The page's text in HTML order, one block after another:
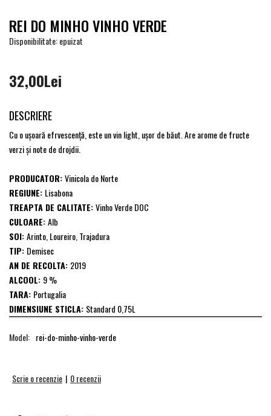
REI DO MINHO VINHO VERDE
Disponibilitate: epuizat
32,00Lei
DESCRIERE
Cu o ușoară efrvescență, este un vin light, ușor de băut. Are arome de fructe
verzi și note de drojdii.
PRODUCATOR:Vinicola do Norte
REGIUNE: Lisabona
TREAPTA DE CALITATE:Vinho Verde DOC
CULOARE:Alb
SOI:Arinto, Loureiro, Trajadura
TIP: Demisec
AN DE RECOLTA: 2019
ALCOOL: 9 %
TARA: Portugalia
DIMENSIUNE STICLA: Standard 0,75L
Model: rei-do-minho-vinho-verde
Scrie o recenzie | 0 recenzii